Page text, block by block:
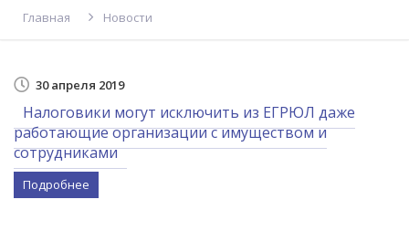
Главная Новости
30 апреля 2019
Налоговики могут исключить из ЕГРЮЛ даже
работающие организации с имуществом и
сотрудниками
Подробнее